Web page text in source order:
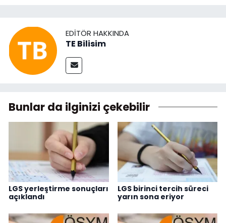
EDITÖR HAKKINDA
TE Bilisim
Bunlar da ilginizi çekebilir
LGS yerleştirme sonuçları
açıklandı
LGS birinci tercih süreci
yarın sona eriyor